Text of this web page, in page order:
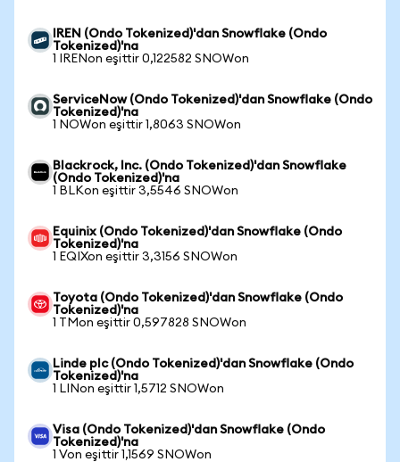
IREN (Ondo Tokenized)'dan Snowflake (Ondo
Tokenized)'na
1 IRENon eşittir 0,122582 SNOWon
ServiceNow (Ondo Tokenized)'dan Snowflake (Ondo
Tokenized)'na
1 NOWon eşittir 1,8063 SNOWon
Blackrock, Inc. (Ondo Tokenized)'dan Snowflake
(Ondo Tokenized)'na
1 BLKon eşittir 3,5546 SNOWon
Equinix (Ondo Tokenized)'dan Snowflake (Ondo
Tokenized)'na
1 EQIXon eşittir 3,3156 SNOWon
Toyota (Ondo Tokenized)'dan Snowflake (Ondo
Tokenized)'na
1 TMon eşittir 0,597828 SNOWon
Linde plc (Ondo Tokenized)'dan Snowflake (Ondo
Tokenized)'na
1 LINon eşittir 1,5712 SNOWon
Visa (Ondo Tokenized)'dan Snowflake (Ondo
Tokenized)'na
1 Von eşittir 1,1569 SNOWon